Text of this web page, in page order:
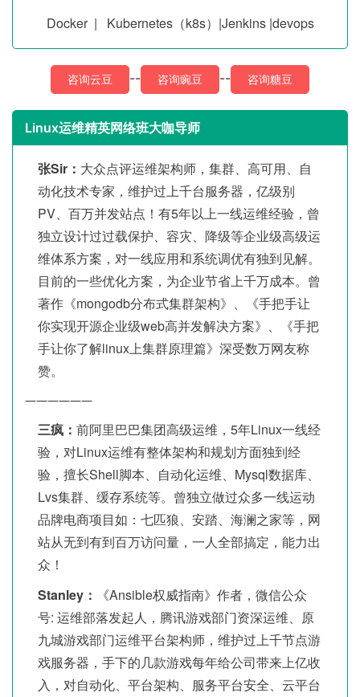
Docker | Kubernetes（k8s）|Jenkins |devops
咨询云豆 -- 咨询豌豆 -- 咨询糖豆
Linux运维精英网络班大咖导师
张Sir： 大众点评运维架构师，集群、高可用、自
动化技术专家，维护过上千台服务器，亿级别
PV、百万并发站点！有5年以上一线运维经验，曾
独立设计过过载保护、容灾、降级等企业级高级运
维体系方案，对一线应用和系统调优有独到见解。
目前的一些优化方案，为企业节省上千万成本。曾
著作《mongodb分布式集群架构》、《手把手让
你实现开源企业级web高并发解决方案》、《手把
手让你了解linux上集群原理篇》深受数万网友称
赞。
——————
三疯： 前阿里巴巴集团高级运维，5年Linux一线经
验，对Linux运维有整体架构和规划方面独到经
验，擅长Shell脚本、自动化运维、Mysql数据库、
Lvs集群、缓存系统等。曾独立做过众多一线运动
品牌电商项目如：七匹狼、安踏、海澜之家等，网
站从无到有到百万访问量，一人全部搞定，能力出
众！
Stanley：
《Ansible权威指南》作者，微信公众
号: 运维部落发起人，腾讯游戏部门资深运维、原
九城游戏部门运维平台架构师，维护过上千节点游
戏服务器，手下的几款游戏每年给公司带来上亿收
入，对自动化、平台架构、服务平台安全、云平台